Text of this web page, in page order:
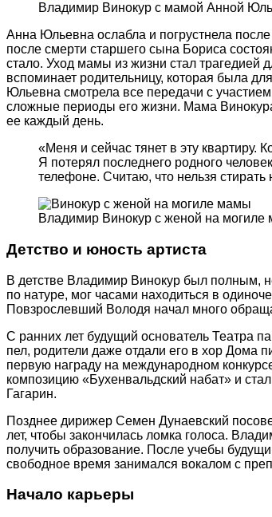
Владимир Винокур с мамой Анной
Анна Юльевна ослабла и погрустнела
после смерти старшего сына Бориса
стало. Уход мамы из жизни стал
вспоминает родительницу, которая была
Юльевна смотрела все передачи с
сложные периоды его жизни. Мама
ее каждый день.
«Меня и сейчас тянет в эту квартиру.
Я потерял последнего родного
телефоне. Считаю, что нельзя
Владимир Винокур с женой на могиле
Детство и юность артиста
В детстве Владимир Винокур был полным,
по натуре, мог часами находиться в
Повзрослевший Володя начал много
С ранних лет будущий основатель Театра
пел, родители даже отдали его в хор Дома
первую награду на международном
композицию «Бухенвальдский набат» и
Гагарин.
Позднее дирижер Семен Дунаевский
лет, чтобы закончилась ломка голоса.
получить образование. После учебы
свободное время занимался вокалом с
Начало карьеры